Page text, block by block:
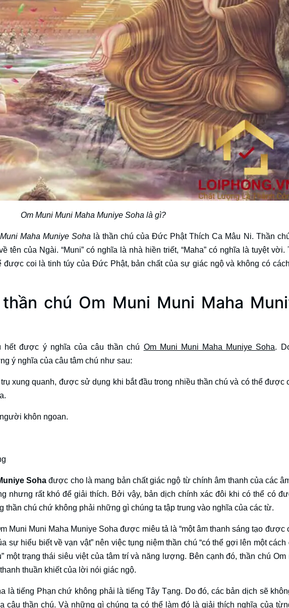
Om Muni Muni Maha Muniye Soha là gì?
Maha Muniye Soha là thần chú của Đức Phật Thích Ca Mâu Ni. Thần
tên của Ngài. “Muni” có nghĩa là nhà hiền triết, “Maha” có nghĩa là tuyệt vời.
được coi là tinh túy của Đức Phật, bản chất của sự giác ngộ và không có
chú Om Muni Muni Maha
hết được ý nghĩa của câu thần chú Om Muni Muni Maha Muniye Soha.
ý nghĩa của câu tâm chú như sau:
xung quanh, được sử dụng khi bắt đầu trong nhiều thần chú và có thể được
khôn ngoan.
Soha được cho là mang bản chất giác ngộ từ chính âm thanh của các
nhưng rất khó để giải thích. Bởi vậy, bản dịch chính xác đôi khi có thể có
thần chú chứ không phải những gì chúng ta tập trung vào nghĩa của các từ.
Muni Muni Maha Muniye Soha được miêu tả là “một âm thanh sáng tạo được
sự hiểu biết về vạn vật” nên việc tụng niệm thần chú “có thể gợi lên một cách
một trạng thái siêu việt của tâm trí và năng lượng. Bên cạnh đó, thần chú Om
thuần khiết của lời nói giác ngộ.
là tiếng Phạn chứ không phải là tiếng Tây Tạng. Do đó, các bản dịch sẽ
câu thần chú. Và những gì chúng ta có thể làm đó là giải thích nghĩa của